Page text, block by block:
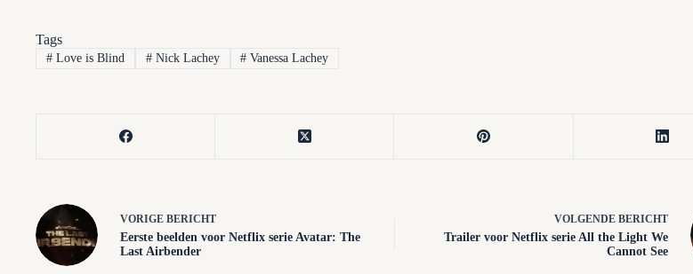
Tags
#Love is Blind #Nick Lachey # Vanessa Lachey
VORIGE BERICHT
Eerste beelden voor Netflix serie Avatar: The
Last Airbender
VOLGENDE BERICHT
Trailer voor Netflix serie All the Light We
Cannot See